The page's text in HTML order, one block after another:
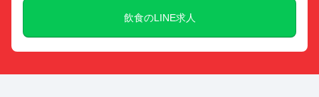
飲食のLINE求人